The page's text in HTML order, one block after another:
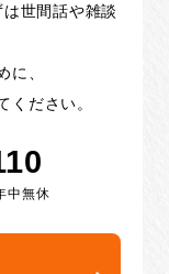
世間話や雑談
に、
ください。
中無休